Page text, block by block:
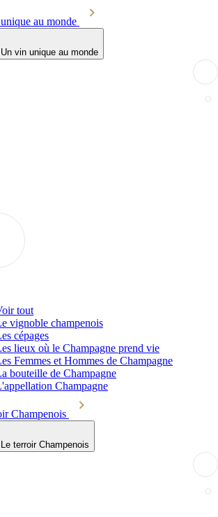
au monde
Un vin unique au monde
tout
vignoble champenois
cépages
lieux où le Champagne prend vie
Femmes et Hommes de Champagne
bouteille de Champagne
Champagne
Champenois
Le terroir Champenois